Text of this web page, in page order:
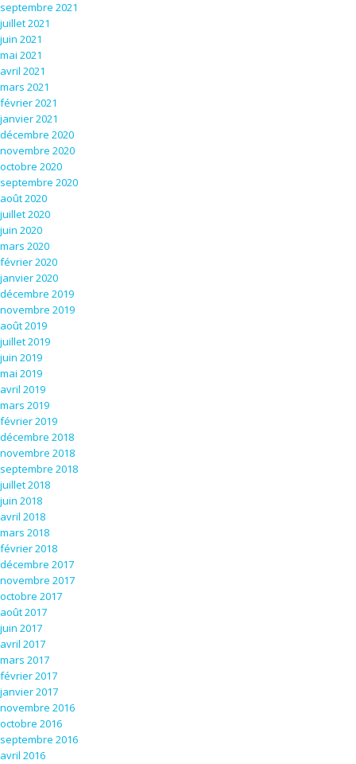
septembre 2021
juillet 2021
juin 2021
mai 2021
avril 2021
mars 2021
février 2021
janvier 2021
décembre 2020
novembre 2020
octobre 2020
septembre 2020
août 2020
juillet 2020
juin 2020
mars 2020
février 2020
janvier 2020
décembre 2019
novembre 2019
août 2019
juillet 2019
juin 2019
mai 2019
avril 2019
mars 2019
février 2019
décembre 2018
novembre 2018
septembre 2018
juillet 2018
juin 2018
avril 2018
mars 2018
février 2018
décembre 2017
novembre 2017
octobre 2017
août 2017
juin 2017
avril 2017
mars 2017
février 2017
janvier 2017
novembre 2016
octobre 2016
septembre 2016
avril 2016